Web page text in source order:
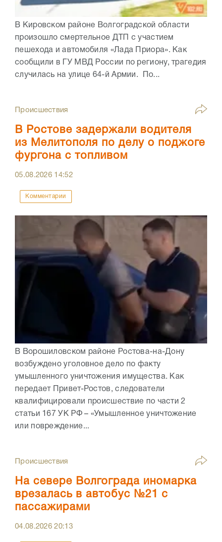
В Кировском районе Волгоградской области
произошло смертельное ДТП с участием
пешехода и автомобиля «Лада Приора». Как
сообщили в ГУ МВД России по региону, трагедия
случилась на улице 64-й Армии. По...
Происшествия
В Ростове задержали водителя
из Мелитополя по делу о поджоге
фургона с топливом
05.08.2026 14:52
Комментарии
В Ворошиловском районе Ростова-на-Дону
возбуждено уголовное дело по факту
умышленного уничтожения имущества. Как
передает Привет-Ростов, следователи
квалифицировали происшествие по части 2
статьи 167 УК РФ – «Умышленное уничтожение
или повреждение...
Происшествия
На севере Волгограда иномарка
врезалась в автобус №21 с
пассажирами
04.08.202620:13